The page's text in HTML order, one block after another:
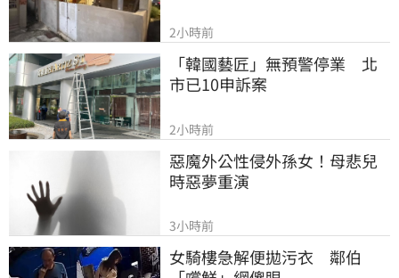
2小時前
「韓國藝匠」無預警停業　北
市已10申訴案
2小時前
惡魔外公性侵外孫女！母悲兒
時惡夢重演
3小時前
女騎樓急解便拋污衣　鄰伯